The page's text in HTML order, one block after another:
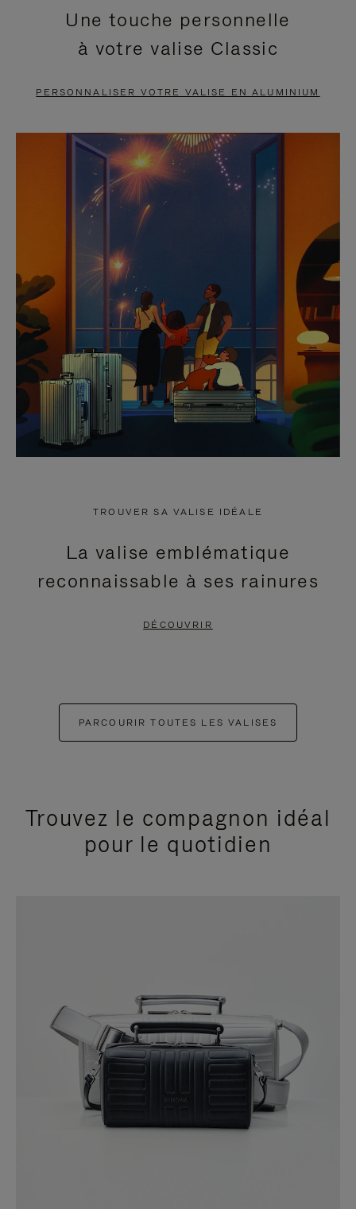
EN
PAUSE,
APPUYEZ
POUR
METTRE
PAUSE
VIDÉO
EST
DÉSACTIVÉ.
CLIQUER
POUR
RÉACTIVER
LE
SON
Une touche personnelle
à votre valise Classic
PERSONNALISER VOTRE VALISE EN ALUMINIUM
TROUVER SA VALISE IDÉALE
La valise emblématique
reconnaissable à ses rainures
DÉCOUVRIR
PARCOURIR TOUTES LES VALISES
Trouvez le compagnon idéal
pour le quotidien